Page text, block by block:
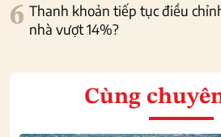
6 Thanh khoản tiếp tục điều
nhà vượt 14%?
Cùng